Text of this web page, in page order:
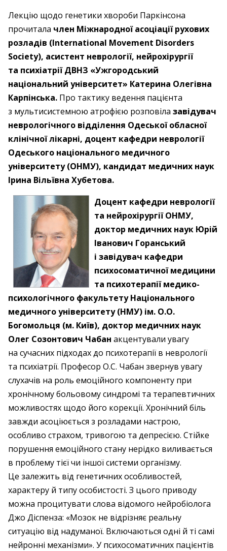
Лекцію щодо генетики хвороби Паркінсона
прочитала член Міжнародної асоціації рухових
розладів (International Movement Disorders
Society), асистент неврології, нейрохірургії
та психіатрії ДВНЗ «Ужгородський
національний університет» Катерина Олегівна
Карпінська. Про тактику ведення пацієнта
з мультисистемною атрофією розповіла завідувач
неврологічного відділення Одеської обласної
клінічної лікарні, доцент кафедри неврології
Одеського національного медичного
університету (ОНМУ), кандидат медичних наук
Ірина Вільївна Хубетова.
Доцент кафедри неврології
та нейрохірургії ОНМУ,
доктор медичних наук Юрій
Іванович Горанський
і завідувач кафедри
психосоматичної медицини
та психотерапії медико-
психологічного факультету Національного
медичного університету (НМУ) ім. О.О.
Богомольця (м. Київ), доктор медичних наук
Олег Созонтович Чабан акцентували увагу
на сучасних підходах до психотерапії в неврології
та психіатрії. Професор О.С. Чабан звернув увагу
слухачів на роль емоційного компоненту при
хронічному больовому синдромі та терапевтичних
можливостях щодо його корекції. Хронічний біль
завжди асоціюється з розладами настрою,
особливо страхом, тривогою та депресією. Стійке
порушення емоційного стану нерідко виливається
в проблему тієї чи іншої системи організму.
Це залежить від генетичних особливостей,
характеру й типу особистості. З цього приводу
можна процитувати слова відомого нейробіолога
Джо Діспенза: «Мозок не відрізняє реальну
ситуацію від надуманої. Включаються одні й ті самі
нейронні механізми». У психосоматичних пацієнтів